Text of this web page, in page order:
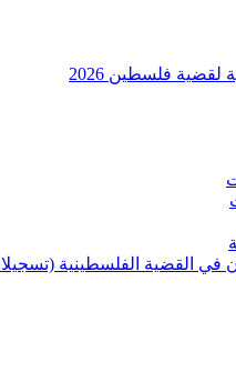
فلسطين 2026
في القضية الفلسطينية